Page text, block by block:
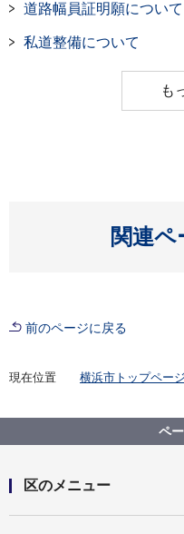
道路幅員証明願について
私道整備について
も
関連ペ
前のページに戻る
現在位置 横浜市トップページ
ペ
区のメニュー